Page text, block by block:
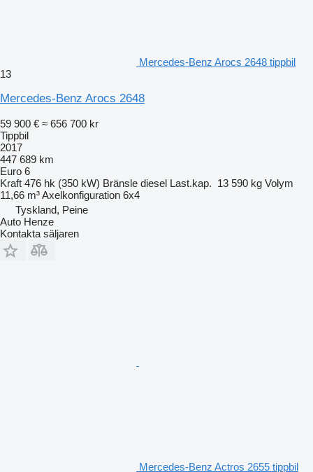
Mercedes-Benz Arocs 2648 tippbil
13
Mercedes-Benz Arocs 2648
59 900 € ≈ 656 700 kr
Tippbil
2017
447 689 km
Euro 6
Kraft 476 hk (350 kW) Bränsle diesel Last.kap. 13 590 kg Volym
11,66 m³Axelkonfiguration 6x4
Tyskland, Peine
Auto Henze
Kontakta säljaren
Mercedes-Benz Actros 2655 tippbil